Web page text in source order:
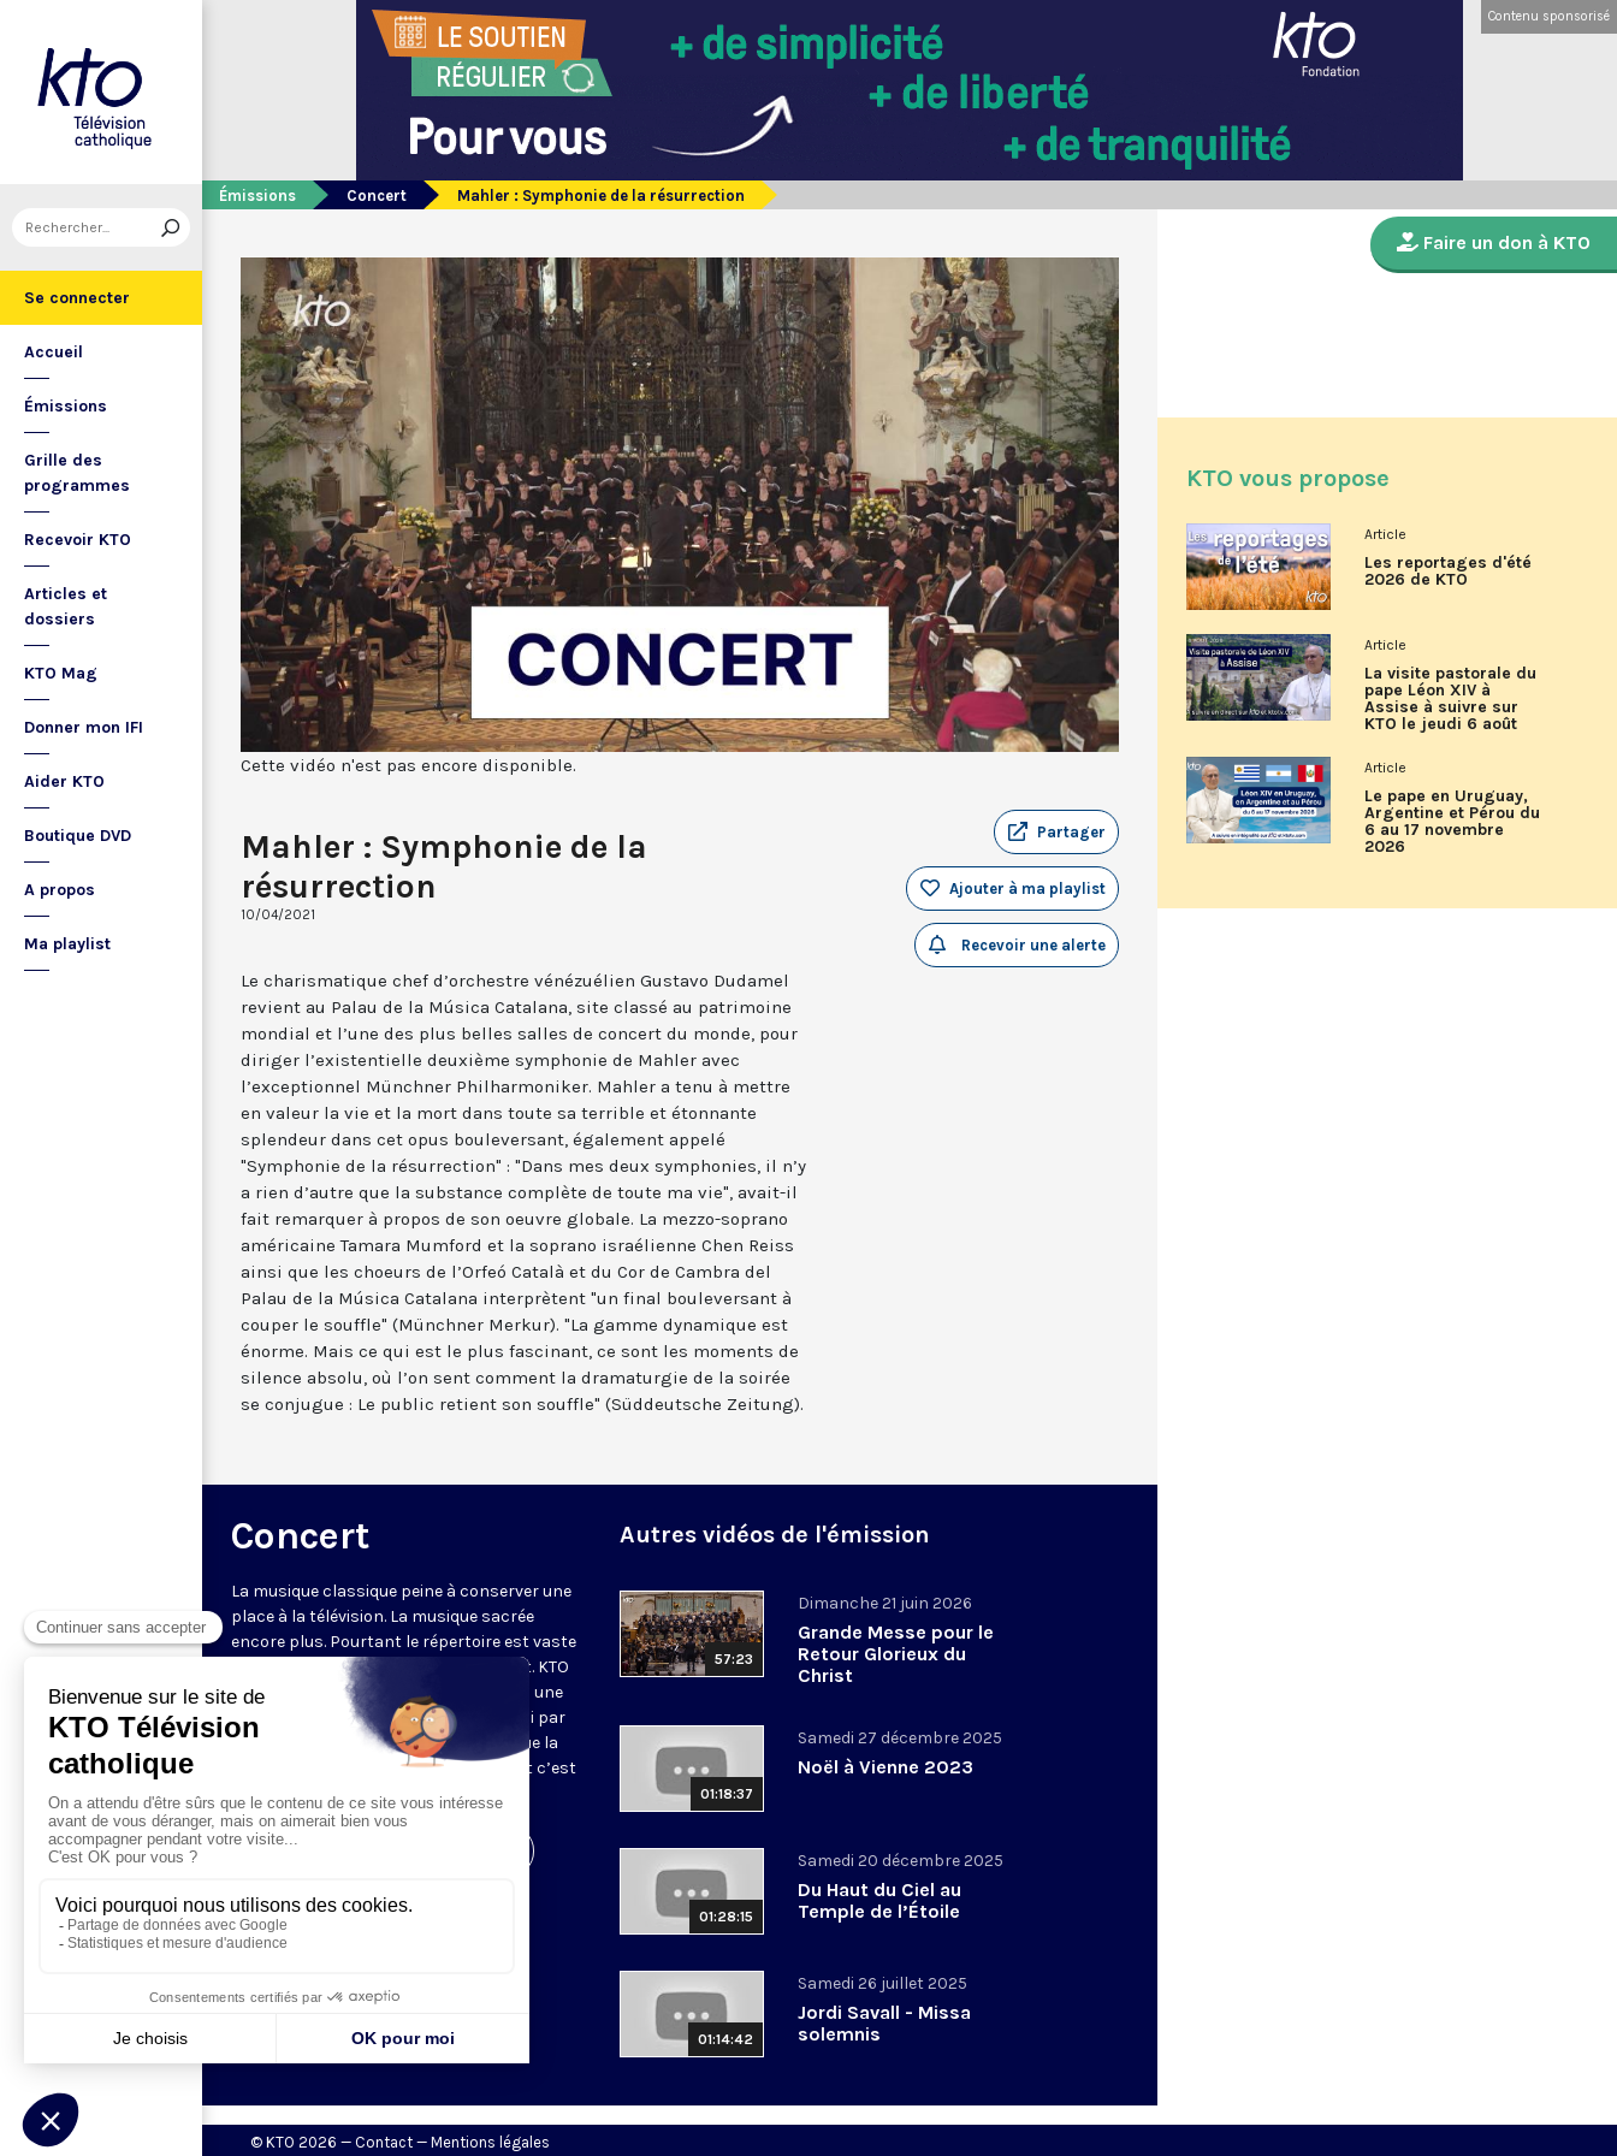
Se connecter
Accueil
Émissions
Grille des
programmes
Recevoir KTO
Articles et
dossiers
KTO Mag
Donner mon IFI
Aider KTO
Boutique DVD
A propos
Ma playlist
Contenu sponsorisé
Émissions Concert Mahler : Symphonie de la résurrection
Cette vidéo n'est pas encore disponible.
Mahler : Symphonie de la
résurrection
10/04/2021
Partager
Ajouter à ma playlist
Recevoir une alerte
Le charismatique chef d’orchestre vénézuélien Gustavo Dudamel
revient au Palau de la Música Catalana, site classé au patrimoine
mondial et l’une des plus belles salles de concert du monde, pour
diriger l’existentielle deuxième symphonie de Mahler avec
l’exceptionnel Münchner Philharmoniker. Mahler a tenu à mettre
en valeur la vie et la mort dans toute sa terrible et étonnante
splendeur dans cet opus bouleversant, également appelé
"Symphonie de la résurrection" : "Dans mes deux symphonies, il n’y
a rien d’autre que la substance complète de toute ma vie", avait-il
fait remarquer à propos de son oeuvre globale. La mezzo-soprano
américaine Tamara Mumford et la soprano israélienne Chen Reiss
ainsi que les choeurs de l’Orfeó Català et du Cor de Cambra del
Palau de la Música Catalana interprètent "un final bouleversant à
couper le souffle" (Münchner Merkur). "La gamme dynamique est
énorme. Mais ce qui est le plus fascinant, ce sont les moments de
silence absolu, où l’on sent comment la dramaturgie de la soirée
se conjugue : Le public retient son souffle" (Süddeutsche Zeitung).
Concert
La musique classique peine à conserver une
place à la télévision. La musique sacrée
encore plus. Pourtant le répertoire est vaste
et le cercle des mélomanes bien vivant. KTO
choisit de proposer chaque samedi – à une
heure raisonnable ! – un concert choisi par
notre expert François Polgàr. Parce que la
musique sacrée, c’est de la musique, et c’est
aussi un accès au sacré.
Visiter la page de l'émission
Autres vidéos de l'émission
57:23
Dimanche 21 juin 2026
Grande Messe pour le
Retour Glorieux du
Christ
01:18:37
Samedi 27 décembre 2025
Noël à Vienne 2023
01:28:15
Samedi 20 décembre 2025
Du Haut du Ciel au
Temple de l’Étoile
01:14:42
Samedi 26 juillet 2025
Jordi Savall - Missa
solemnis
Faire un don à KTO
KTO vous propose
Article
Les reportages d'été
2026 de KTO
Article
La visite pastorale du
pape Léon XIV à
Assise à suivre sur
KTO le jeudi 6 août
Article
Le pape en Uruguay,
Argentine et Pérou du
6 au 17 novembre
2026
© KTO 2026 — Contact — Mentions légales